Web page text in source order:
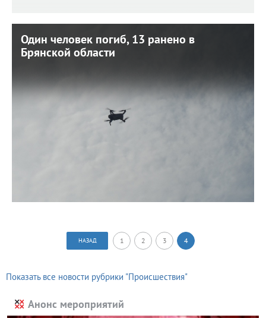
Один человек погиб, 13 ранено в
Брянской области
Один человек погиб, 13 ранено в
Тяжелые последствия вражеских атак.
НАЗАД 1 2 3 4
Показать все новости рубрики "Происшествия"
Анонс мероприятий